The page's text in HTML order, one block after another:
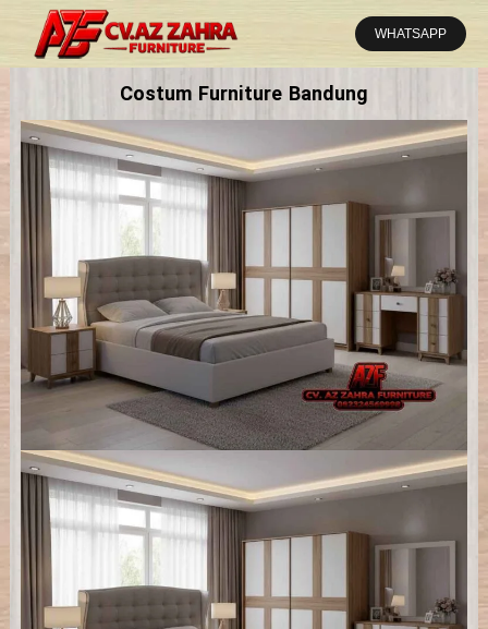
Lewati
konten
WHATSAPP
Costum Furniture Bandung